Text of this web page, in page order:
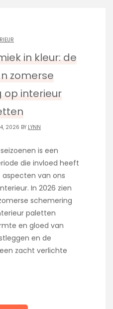
in kleur: de
zomerse
op interieur
2026 BY LYNN
is een
die invloed heeft
van ons
In 2026 zien
schemering
paletten
en gloed van
en de
zacht verlichte